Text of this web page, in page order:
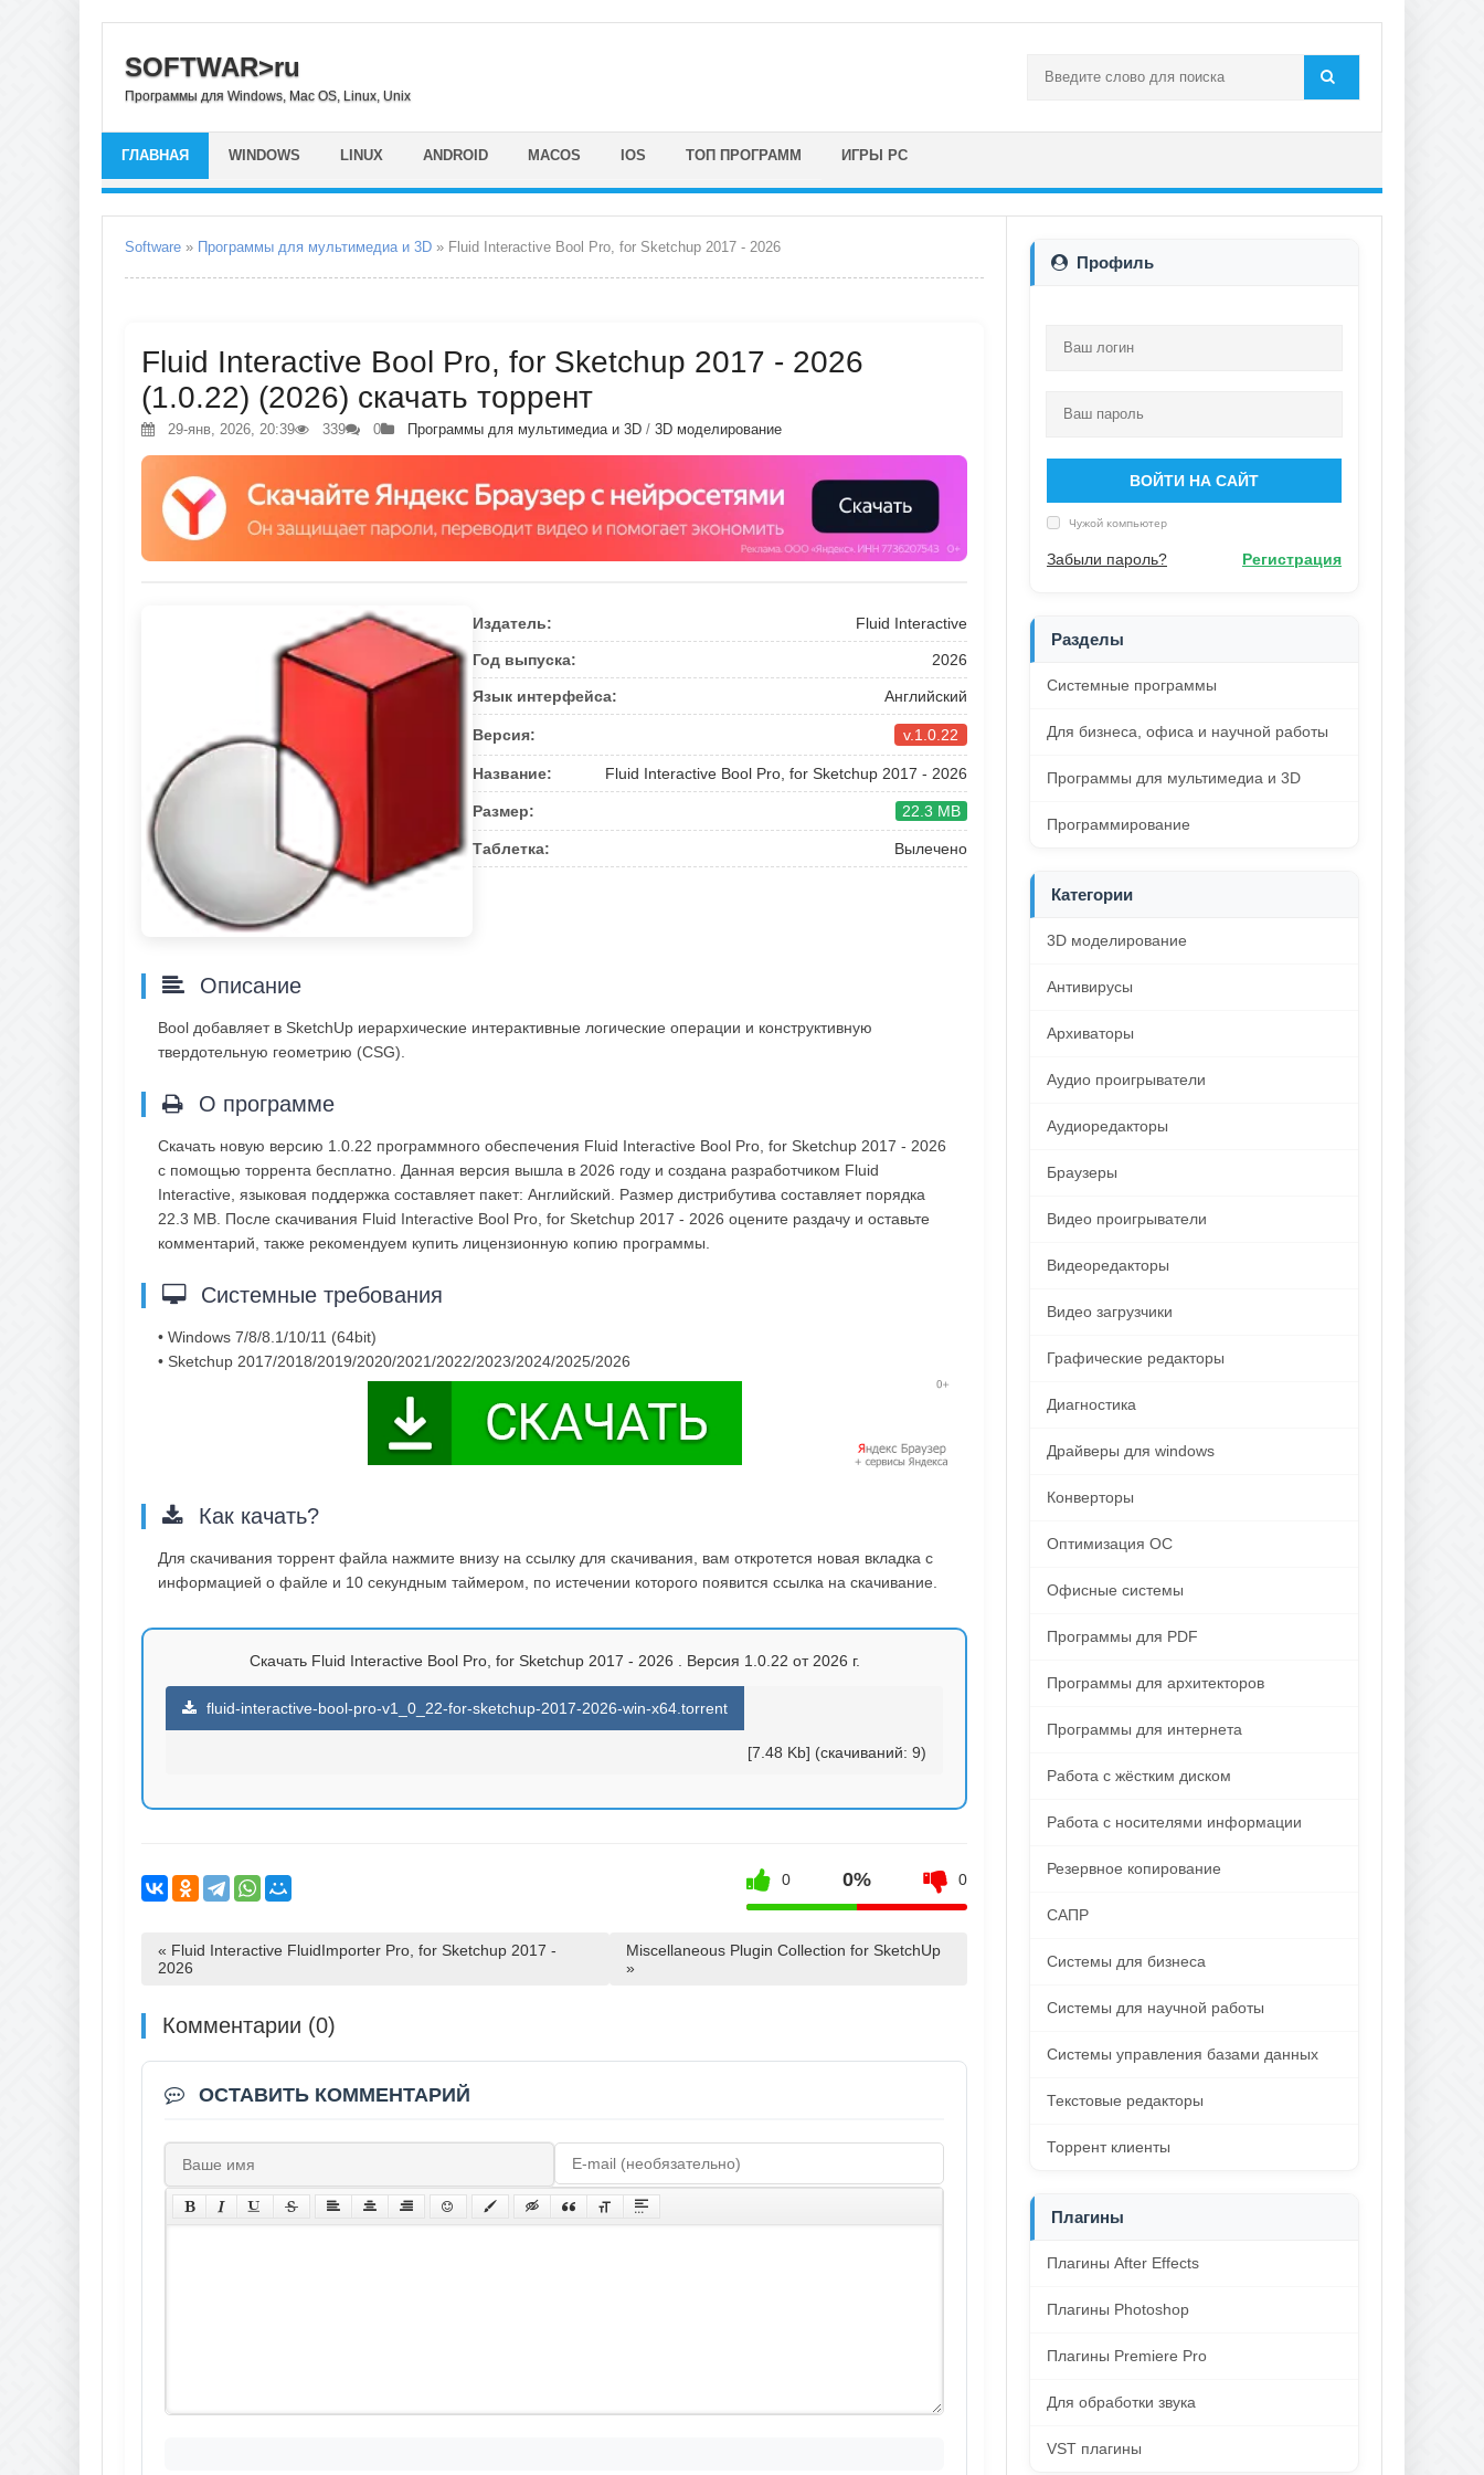
SOFTWAR>ru
Программы для Windows, Mac OS, Linux, Unix
ГЛАВНАЯ WINDOWS LINUX ANDROID MACOS IOS ТОП ПРОГРАММ ИГРЫ PC
Software » Программы для мультимедиа и 3D » Fluid Interactive Bool Pro, for Sketchup 2017 - 2026
Fluid Interactive Bool Pro, for Sketchup 2017 - 2026
(1.0.22) (2026) скачать торрент
29-янв, 2026, 20:39 339 0 Программы для мультимедиа и 3D / 3D моделирование
Издатель: Fluid Interactive
Год выпуска: 2026
Язык интерфейса: Английский
Версия: v.1.0.22
Название: Fluid Interactive Bool Pro, for Sketchup 2017 - 2026
Размер: 22.3 MB
Таблетка: Вылечено
Описание
Bool добавляет в SketchUp иерархические интерактивные логические операции и конструктивную
твердотельную геометрию (CSG).
О программе
Скачать новую версию 1.0.22 программного обеспечения Fluid Interactive Bool Pro, for Sketchup 2017 - 2026
с помощью торрента бесплатно. Данная версия вышла в 2026 году и создана разработчиком Fluid
Interactive, языковая поддержка составляет пакет: Английский. Размер дистрибутива составляет порядка
22.3 MB. После скачивания Fluid Interactive Bool Pro, for Sketchup 2017 - 2026 оцените раздачу и оставьте
комментарий, также рекомендуем купить лицензионную копию программы.
Системные требования
• Windows 7/8/8.1/10/11 (64bit)
• Sketchup 2017/2018/2019/2020/2021/2022/2023/2024/2025/2026
Как качать?
Для скачивания торрент файла нажмите внизу на ссылку для скачивания, вам откротется новая вкладка с
информацией о файле и 10 секундным таймером, по истечении которого появится ссылка на скачивание.
Скачать Fluid Interactive Bool Pro, for Sketchup 2017 - 2026 . Версия 1.0.22 от 2026 г.
fluid-interactive-bool-pro-v1_0_22-for-sketchup-2017-2026-win-x64.torrent
[7.48 Kb] (cкачиваний: 9)
0 0% 0
« Fluid Interactive FluidImporter Pro, for Sketchup 2017 -
2026
Miscellaneous Plugin Collection for SketchUp
»
Комментарии (0)
ОСТАВИТЬ КОММЕНТАРИЙ
Профиль
ВОЙТИ НА САЙТ
Чужой компьютер
Забыли пароль? Регистрация
Разделы
Системные программы
Для бизнеса, офиса и научной работы
Программы для мультимедиа и 3D
Программирование
Категории
3D моделирование
Антивирусы
Архиваторы
Аудио проигрыватели
Аудиоредакторы
Браузеры
Видео проигрыватели
Видеоредакторы
Видео загрузчики
Графические редакторы
Диагностика
Драйверы для windows
Конверторы
Оптимизация ОС
Офисные системы
Программы для PDF
Программы для архитекторов
Программы для интернета
Работа с жёстким диском
Работа с носителями информации
Резервное копирование
САПР
Системы для бизнеса
Системы для научной работы
Системы управления базами данных
Текстовые редакторы
Торрент клиенты
Плагины
Плагины After Effects
Плагины Photoshop
Плагины Premiere Pro
Для обработки звука
VST плагины